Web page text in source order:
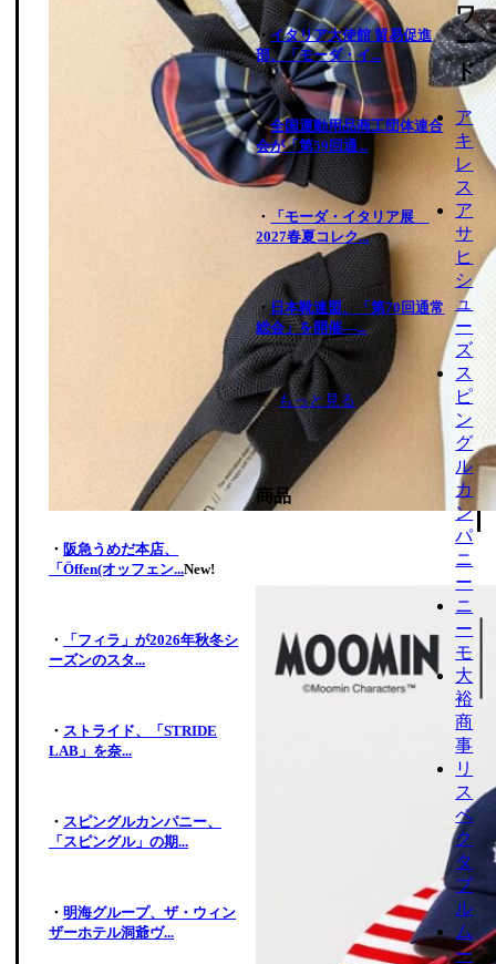
・阪急うめだ本店、
「Öffen(オッフェン...New!
・
「フィラ」が2026年秋冬シ
ーズンのスタ...
・ ストライド、「STRIDE
LAB」を奈...
・ スピングルカンパニー、
「スピングル」の期...
・明海グループ、ザ・ウィン
ザーホテル洞爺ヴ...
・イタリア大使館 貿易促進
部、「モーダ・イ...
・全国運動用品商工団体連合
会が「第59回通...
・
「モーダ・イタリア展
2027春夏コレク...
・日本靴連盟、「第70回通常
総会」を開催―...
もっと見る
商品
ワ
ー
ド
ア
キ
レ
ス
ア
サ
ヒ
シ
ュ
ー
ズ
ス
ピ
ン
グ
ル
カ
ン
パ
ニ
ー
ニ
ー
モ
大
裕
商
事
リ
ス
ペ
ク
タ
ブ
ル
ム
ー